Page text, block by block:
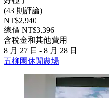
(43 則評論)
NT$2,940
總價 NT$3,396
含稅金和其他費用
8 月 27 日 - 8 月 28 日
五柳園休閒農場